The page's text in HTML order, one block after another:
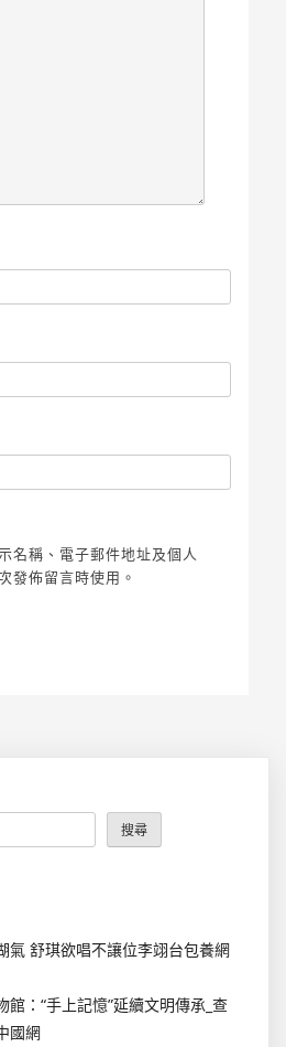
名稱、電子郵件地址及個人
發佈留言時使用。
搜尋
氣 舒琪欲唱不讓位李翊台包養網
館：“手上記憶”延續文明傳承_查
國網